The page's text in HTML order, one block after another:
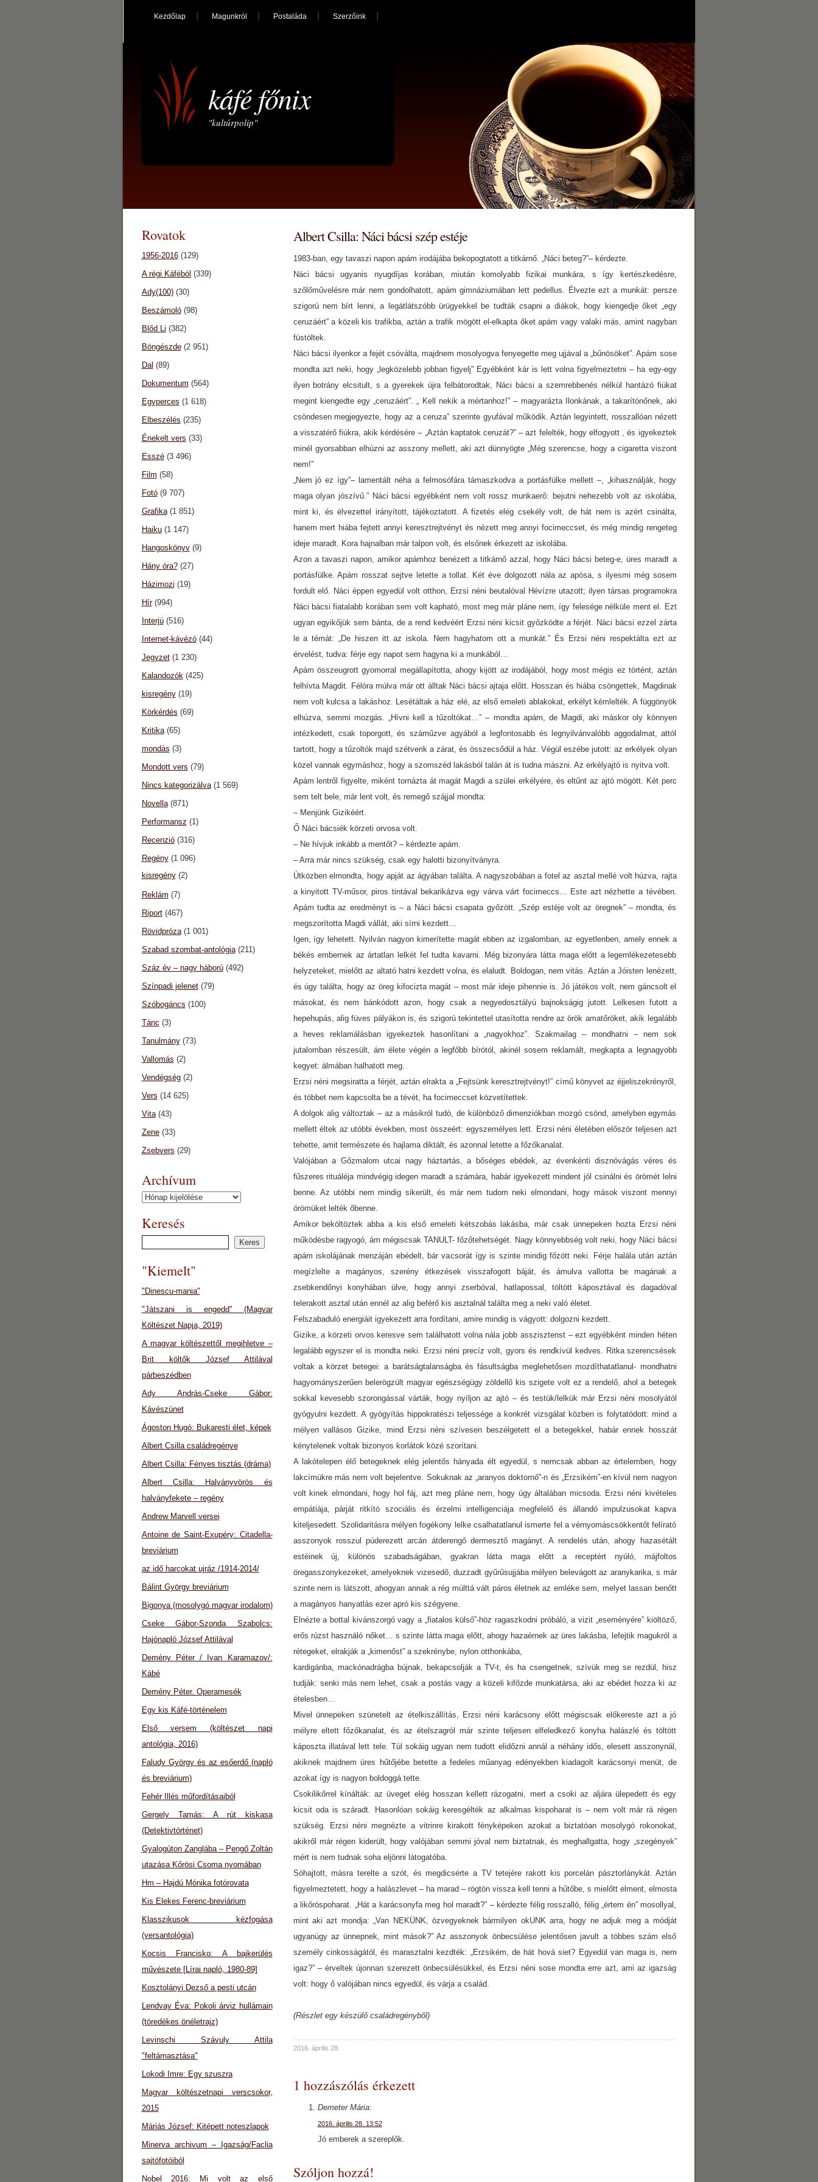
Kezdőlap Magunkról Postaláda Szerzőink
káfé főnix
"kultúrpolip"
Albert Csilla: Náci bácsi szép estéje
1983-ban, egy tavaszi napon apám irodájába bekopogtatott a titkárnő. „Náci beteg?”– kérdezte.
Náci bácsi ugyanis nyugdíjas korában, miután komolyabb fizikai munkára, s így kertészkedésre,
szőlőművelésre már nem gondolhatott, apám gimnáziumában lett pedellus. Élvezte ezt a munkát: persze
szigorú nem bírt lenni, a legátlátszóbb ürügyekkel be tudták csapni a diákok, hogy kiengedje őket „egy
ceruzáért” a közeli kis trafikba, aztán a trafik mögött el-elkapta őket apám vagy valaki más, amint nagyban
füstöltek.
Náci bácsi ilyenkor a fejét csóválta, majdnem mosolyogva fenyegette meg ujjával a „bűnösöket”. Apám sose
mondta azt neki, hogy „legközelebb jobban figyelj” Egyébként kár is lett volna figyelmeztetni – ha egy-egy
ilyen botrány elcsitult, s a gyerekek újra felbátorodtak, Náci bácsi a szemrebbenés nélkül hantázó fiúkat
megint kiengedte egy „ceruzáért”. „ Kell nekik a mértanhoz!” – magyarázta Ilonkának, a takarítónőnek, aki
csöndesen megjegyezte, hogy az a ceruza” szerinte gyufával működik. Aztán legyintett, rosszallóan nézett
a visszatérő fiúkra, akik kérdésére – „Aztán kaptatok ceruzát?” – azt felelték, hogy elfogyott , és igyekeztek
minél gyorsabban elhúzni az asszony mellett, aki azt dünnyögte „Még szerencse, hogy a cigaretta viszont
nem!”
„Nem jó ez így”– lamentált néha a felmosófára támaszkodva a portásfülke mellett –, „kihasználják, hogy
maga olyan jószívű.” Náci bácsi egyébként nem volt rossz munkaerő: bejutni nehezebb volt az iskolába,
mint ki, és élvezettel irányított, tájékoztatott. A fizetés elég csekély volt, de hát nem is azért csinálta,
hanem mert hiába fejtett annyi keresztrejtvényt és nézett meg annyi focimeccset, és még mindig rengeteg
ideje maradt. Kora hajnalban már talpon volt, és elsőnek érkezett az iskolába.
Azon a tavaszi napon, amikor apámhoz benézett a titkárnő azzal, hogy Náci bácsi beteg-e, üres maradt a
portásfülke. Apám rosszat sejtve letette a tollat. Két éve dolgozott nála az apósa, s ilyesmi még sosem
fordult elő. Náci éppen egyedül volt otthon, Erzsi néni beutalóval Hévízre utazott; ilyen társas programokra
Náci bácsi fiatalabb korában sem volt kapható, most meg már pláne nem, így felesége nélküle ment el. Ezt
ugyan egyikőjük sem bánta, de a rend kedvéért Erzsi néni kicsit győzködte a férjét. Náci bácsi ezzel zárta
le a témát: „De hiszen itt az iskola. Nem hagyhatom ott a munkát.” És Erzsi néni respektálta ezt az
érvelést, tudva: férje egy napot sem hagyna ki a munkából…
Apám összeugrott gyomorral megállapította, ahogy kijött az irodájából, hogy most mégis ez történt, aztán
felhívta Magdit. Félóra múlva már ott álltak Náci bácsi ajtaja előtt. Hosszan és hiába csöngettek, Magdinak
nem volt kulcsa a lakáshoz. Lesétáltak a ház elé, az első emeleti ablakokat, erkélyt kémlelték. A függönyök
elhúzva, semmi mozgás. „Hívni kell a tűzoltókat…” – mondta apám, de Magdi, aki máskor oly könnyen
intézkedett, csak toporgott, és száműzve agyából a legfontosabb és legnyilvánvalóbb aggodalmat, attól
tartott, hogy a tűzoltók majd szétverik a zárat, és összecsődül a ház. Végül eszébe jutott: az erkélyek olyan
közel vannak egymáshoz, hogy a szomszéd lakásból talán át is tudna mászni. Az erkélyajtó is nyitva volt.
Apám lentről figyelte, miként tornázta át magát Magdi a szülei erkélyére, és eltűnt az ajtó mögött. Két perc
sem telt bele, már lent volt, és remegő szájjal mondta:
– Menjünk Gizikéért.
Ő Náci bácsiék körzeti orvosa volt.
– Ne hívjuk inkább a mentőt? – kérdezte apám.
– Arra már nincs szükség, csak egy halotti bizonyítványra.
Útközben elmondta, hogy apját az ágyában találta. A nagyszobában a fotel az asztal mellé volt húzva, rajta
a kinyitott TV-műsor, piros tintával bekarikázva egy várva várt focimeccs… Este azt nézhette a tévében.
Apám tudta az eredményt is – a Náci bácsi csapata győzött. „Szép estéje volt az öregnek” – mondta, és
megszorította Magdi vállát, aki sírni kezdett…
Igen, így lehetett. Nyilván nagyon kimerítette magát ebben az izgalomban, az egyetlenben, amely ennek a
békés embernek az ártatlan lelkét fel tudta kavarni. Még bizonyára látta maga előtt a legemlékezetesebb
helyzeteket, mielőtt az altató hatni kezdett volna, és elaludt. Boldogan, nem vitás. Aztán a Jóisten lenézett,
és úgy találta, hogy az öreg kifocizta magát – most már ideje pihennie is. Jó játékos volt, nem gáncsolt el
másokat, és nem bánkódott azon, hogy csak a negyedosztályú bajnokságig jutott. Lelkesen futott a
hepehupás, alig füves pályákon is, és szigorú tekintettel utasította rendre az örök amatőröket, akik legalább
a heves reklamálásban igyekeztek hasonlítani a „nagyokhoz”. Szakmailag – mondhatni – nem sok
jutalomban részesült, ám élete végén a legfőbb bírótól, akinél sosem reklamált, megkapta a legnagyobb
kegyet: álmában halhatott meg.
Erzsi néni megsiratta a férjét, aztán elrakta a „Fejtsünk keresztrejtvényt!” című könyvet az éjjeliszekrényről,
és többet nem kapcsolta be a tévét, ha focimeccset közvetítettek.
A dolgok alig változtak – az a másikról tudó, de különböző dimenziókban mozgó csönd, amelyben egymás
mellett éltek az utóbbi években, most összeért: egyszemélyes lett. Erzsi néni életében először teljesen azt
tehette, amit természete és hajlama diktált, és azonnal letette a főzőkanalat.
Valójában a Gőzmalom utcai nagy háztartás, a bőséges ebédek, az évenkénti disznóvágás véres és
fűszeres rituáléja mindvégig idegen maradt a számára, habár igyekezett mindent jól csinálni és örömét lelni
benne. Az utóbbi nem mindig sikerült, és már nem tudom neki elmondani, hogy mások viszont mennyi
örömüket lelték őbenne.
Amikor beköltöztek abba a kis első emeleti kétszobás lakásba, már csak ünnepeken hozta Erzsi néni
működésbe ragyogó, ám mégiscsak TANULT- főzőtehetségét. Nagy könnyebbség volt neki, hogy Náci bácsi
apám iskolájának menzáján ebédelt, bár vacsorát így is szinte mindig főzött neki. Férje halála után aztán
megízlelte a magányos, szerény étkezések visszafogott báját, és ámulva vallotta be magának a
zsebkendőnyi konyhában ülve, hogy annyi zserbóval, hatlapossal, töltött káposztával és dagadóval
telerakott asztal után ennél az alig beférő kis asztalnál találta meg a neki való életet.
Felszabaduló energiáit igyekezett arra fordítani, amire mindig is vágyott: dolgozni kezdett.
Gizike, a körzeti orvos keresve sem találhatott volna nála jobb asszisztenst – ezt egyébként minden héten
legalább egyszer el is mondta neki. Erzsi néni precíz volt, gyors és rendkívül kedves. Ritka szerencsések
voltak a körzet betegei: a barátságtalanságba és fásultságba meglehetősen mozdíthatatlanul- mondhatni
hagyományszerűen belerögzült magyar egészségügy zöldellő kis szigete volt ez a rendelő, ahol a betegek
sokkal kevesebb szorongással várták, hogy nyíljon az ajtó – és testük/lelkük már Erzsi néni mosolyától
gyógyulni kezdett. A gyógyítás hippokratészi teljessége a konkrét vizsgálat közben is folytatódott: mind a
mélyen vallásos Gizike, mind Erzsi néni szívesen beszélgetett el a betegekkel, habár ennek hosszát
kénytelenek voltak bizonyos korlátok közé szorítani.
A lakótelepen élő betegeknek elég jelentős hányada élt egyedül, s nemcsak abban az értelemben, hogy
lakcímükre más nem volt bejelentve. Sokuknak az „aranyos doktornő”-n és „Erzsikém”-en kívül nem nagyon
volt kinek elmondani, hogy hol fáj, azt meg pláne nem, hogy úgy általában micsoda. Erzsi néni kivételes
empátiája, párját ritkító szociális és érzelmi intelligenciája megfelelő és állandó impulzusokat kapva
kiteljesedett. Szolidaritásra mélyen fogékony lelke csalhatatlanul ismerte fel a vérnyomáscsökkentőt felírató
asszonyok rosszul púderezett arcán átderengő dermesztő magányt. A rendelés után, ahogy hazasétált
estéinek új, különös szabadságában, gyakran látta maga előtt a receptért nyúló, májfoltos
öregasszonykezeket, amelyeknek vizesedő, duzzadt gyűrűsujjába mélyen belevágott az aranykarika, s már
szinte nem is látszott, ahogyan annak a rég múlttá vált páros életnek az emléke sem, melyet lassan benőtt
a magányos hanyatlás ezer apró kis szégyene.
Elnézte a bottal kivánszorgó vagy a „fiatalos külső”-höz ragaszkodni próbáló, a vizit „eseményére” kiöltöző,
erős rúzst használó nőket… s szinte látta maga előtt, ahogy hazaérnek az üres lakásba, lefejtik magukról a
rétegeket, elrakják a „kimenőst” a szekrénybe, nylon otthonkába,
kardigánba, mackónadrágba bújnak, bekapcsolják a TV-t, és ha csengetnek, szívük meg se rezdül, hisz
tudják: senki más nem lehet, csak a postás vagy a közeli kifőzde munkatársa, aki az ebédet hozza ki az
ételesben…
Mivel ünnepeken szünetelt az ételkiszállítás, Erzsi néni karácsony előtt mégiscsak előkereste azt a jó
mélyre eltett főzőkanalat, és az ételszagról már szinte teljesen elfeledkező konyha halászlé és töltött
káposzta illatával lett tele. Túl sokáig ugyan nem tudott elidőzni annál a néhány idős, elesett asszonynál,
akiknek majdnem üres hűtőjébe betette a fedeles műanyag edényekben kiadagolt karácsonyi menüt, de
azokat így is nagyon boldoggá tette.
Csokilikőrrel kínálták: az üveget elég hosszan kellett rázogatni, mert a csoki az aljára ülepedett és egy
kicsit oda is száradt. Hasonlóan sokáig keresgélték az alkalmas kispoharat is – nem volt már rá régen
szükség. Erzsi néni megnézte a vitrinre kirakott fényképeken azokat a biztatóan mosolygó rokonokat,
akikről már régen kiderült, hogy valójában semmi jóval nem biztatnak, és meghallgatta, hogy „szegények”
mért is nem tudnak soha eljönni látogatóba.
Sóhajtott, másra terelte a szót, és megdicsérte a TV tetejére rakott kis porcelán pásztorlánykát. Aztán
figyelmeztetett, hogy a halászlevet – ha marad – rögtön vissza kell tenni a hűtőbe, s mielőtt elment, elmosta
a likőröspoharat. „Hát a karácsonyfa meg hol maradt?” – kérdezte félig rosszalló, félig „értem én” mosollyal,
mint aki azt mondja: „Van NEKÜNK, özvegyeknek bármilyen okUNK arra, hogy ne adjuk meg a módját
ugyanúgy az ünnepnek, mint mások?” Az asszonyok önbecsülése jelentősen javult a többes szám első
személy cinkosságától, és marasztalni kezdték: „Erzsikém, de hát hová siet? Egyedül van maga is, nem
igaz?” – érveltek újonnan szerezett önbecsülésükkel, és Erzsi néni sose mondta erre azt, ami az igazság
volt: hogy ő valójában nincs egyedül, és várja a család.
(Részlet egy készülő családregényből)
2016. április 28.
1 hozzászólás érkezett
Demeter Mária:
2016. április 28. 13:52
Jó emberek a szereplők.
Szóljon hozzá!
Rovatok
1956-2016(129)
A régi Káféból (339)
Ady(100)(30)
Beszámoló(98)
Blőd Li (382)
Böngészde(2 951)
Dal (89)
Dokumentum (564)
Egyperces (1 618)
Elbeszélés (235)
Énekelt vers (33)
Esszé(3 496)
Film (58)
Fotó(9 707)
Grafika(1 851)
Haiku(1 147)
Hangoskönyv(9)
Hány óra?(27)
Házimozi (19)
Hír(994)
Interjú(516)
Internet-kávézó(44)
Jegyzet(1 230)
Kalandozók(425)
kisregény(19)
Körkérdés (69)
Kritika(65)
mondás (3)
Mondott vers (79)
Nincs kategorizálva(1 569)
Novella(871)
Performansz (1)
Recenzió(316)
Regény(1 096)
kisregény(2)
Reklám (7)
Riport(467)
Rövidpróza(1 001)
Szabad szombat-antológia(211)
Száz év – nagy háború(492)
Színpadi jelenet(79)
Szóbogáncs (100)
Tánc (3)
Tanulmány(73)
Vallomás (2)
Vendégség(2)
Vers (14 625)
Vita(43)
Zene(33)
Zsebvers (29)
Archívum
Archívum
Keresés
"Kiemelt"
"Dinescu-mania"
"Játszani is engedd" (Magyar
Költészet Napja, 2019)
A magyar költészettől megihletve –
Brit költők József Attilával
párbeszédben
Ady András-Cseke Gábor:
Kávészünet
Ágoston Hugó: Bukaresti élet, képek
Albert Csilla családregénye
Albert Csilla: Fényes tisztás (dráma)
Albert Csilla: Halványvörös és
halványfekete – regény
Andrew Marvell versei
Antoine de Saint-Exupéry: Citadella-
breviárium
az idő harcokat ujráz /1914-2014/
Bálint György breviárium
Bigonya (mosolygó magyar irodalom)
Cseke Gábor-Szonda Szabolcs:
Hajónapló József Attilával
Demény Péter / Ivan Karamazov/:
Kábé
Demény Péter. Operamesék
Egy kis Káfé-történelem
Első versem (költészet napi
antológia, 2016)
Faludy György és az esőerdő (napló
és breviárium)
Fehér Illés műfordításaiból
Gergely Tamás: A rút kiskasa
(Detektivtörténet)
Gyalogúton Zanglába – Pengő Zoltán
utazása Kőrösi Csoma nyomában
Hm – Hajdú Mónika fotórovata
Kis Elekes Ferenc-breviárium
Klasszikusok kézfogása
(versantológia)
Kocsis Francisko: A bajkerülés
művészete [Lírai napló, 1980-89]
Kosztolányi Dezső a pesti utcán
Lendvay Éva: Pokoli árviz hullámain
(töredékes önéletrajz)
Levinschi Szávuly Attila
"feltámasztása"
Lokodi Imre: Egy szuszra
Magyar költészetnapi verscsokor,
2015
Máriás József: Kitépett noteszlapok
Minerva archivum – Igazság/Faclia
sajtófotóiból
Nobel 2016: Mi volt az első